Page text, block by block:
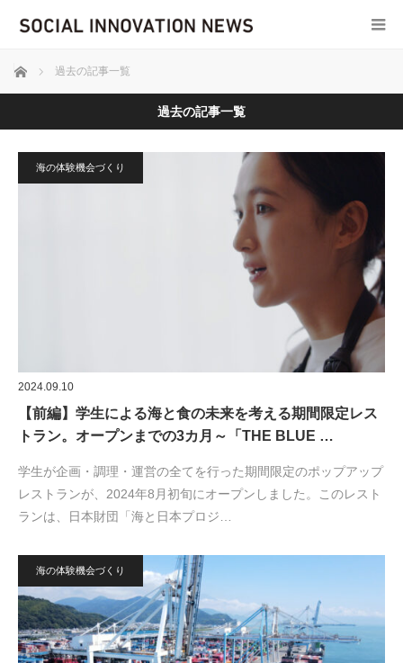
ホーム 過去の記事一覧
過去の記事一覧
海の体験機会づくり
2024.09.10
【前編】学生による海と食の未来を考える期間限定レス
トラン。オープンまでの3カ月～「THE BLUE …
学生が企画・調理・運営の全てを行った期間限定のポップアップ
レストランが、2024年8月初旬にオープンしました。このレスト
ランは、日本財団「海と日本プロジ…
海の体験機会づくり